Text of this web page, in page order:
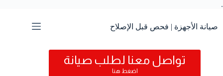
.
المحتوى
صيانة الأجهزة | فحص قبل الإصلاح
تواصل معنا لطلب صيانة
اضغط هنا